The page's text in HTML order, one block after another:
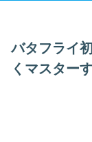
バタフライ
くマスター